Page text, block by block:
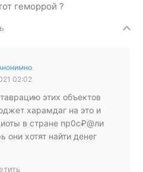
геморрой ?
02:02
этих объектов
харамдаг на это и
в стране пр0с₽@ли
они хотят найти денег